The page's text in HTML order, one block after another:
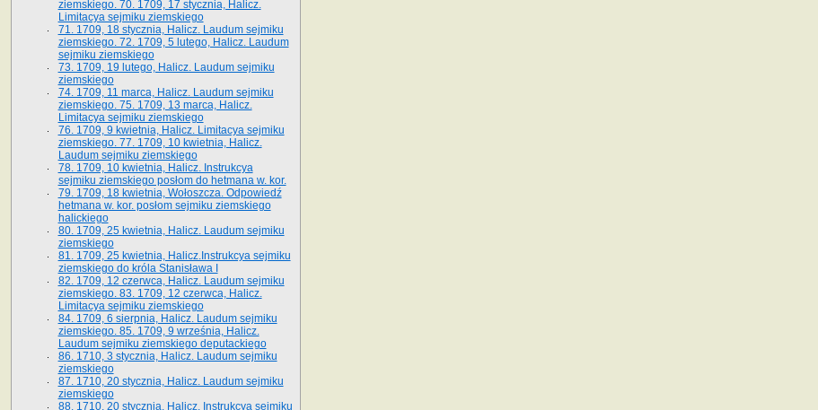
ziemskiego. 70. 1709, 17 stycznia, Halicz.
Limitacya sejmiku ziemskiego
71. 1709, 18 stycznia, Halicz. Laudum sejmiku
ziemskiego. 72. 1709, 5 lutego, Halicz. Laudum
sejmiku ziemskiego
73. 1709, 19 lutego, Halicz. Laudum sejmiku
ziemskiego
74. 1709, 11 marca, Halicz. Laudum sejmiku
ziemskiego. 75. 1709, 13 marca, Halicz.
Limitacya sejmiku ziemskiego
76. 1709, 9 kwietnia, Halicz. Limitacya sejmiku
ziemskiego. 77. 1709, 10 kwietnia, Halicz.
Laudum sejmiku ziemskiego
78. 1709, 10 kwietnia, Halicz. Instrukcya
sejmiku ziemskiego posłom do hetmana w. kor.
79. 1709, 18 kwietnia, Wołoszcza. Odpowiedź
hetmana w. kor. posłom sejmiku ziemskiego
halickiego
80. 1709, 25 kwietnia, Halicz. Laudum sejmiku
ziemskiego
81. 1709, 25 kwietnia, Halicz.Instrukcya sejmiku
ziemskiego do króla Stanisława I
82. 1709, 12 czerwca, Halicz. Laudum sejmiku
ziemskiego. 83. 1709, 12 czerwca, Halicz.
Limitacya sejmiku ziemskiego
84. 1709, 6 sierpnia, Halicz. Laudum sejmiku
ziemskiego. 85. 1709, 9 września, Halicz.
Laudum sejmiku ziemskiego deputackiego
86. 1710, 3 stycznia, Halicz. Laudum sejmiku
ziemskiego
87. 1710, 20 stycznia, Halicz. Laudum sejmiku
ziemskiego
88. 1710, 20 stycznia, Halicz. Instrukcya sejmiku